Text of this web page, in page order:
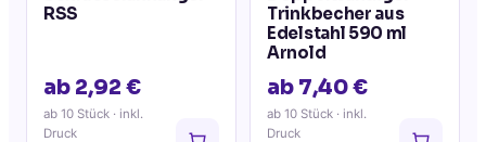
RSS
ab 2,92 €
ab 10 Stück · inkl.
Druck
Trinkbecher aus
Edelstahl 590 ml
Arnold
ab 7,40 €
ab 10 Stück · inkl.
Druck